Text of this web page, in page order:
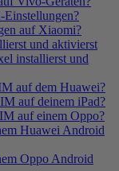
auf Xiaomi?
und aktivierst
installierst und
auf dem Huawei?
auf deinem iPad?
auf einem Oppo?
Huawei Android
Oppo Android